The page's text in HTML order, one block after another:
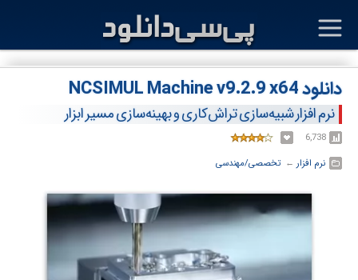
دانلود NCSIMUL Machine v9.2.9 x64
نرم افزار شبیه‌سازی تراش‌کاری و بهینه‌سازی مسیر ابزار
6,738
نرم افزار ← ‏تخصصی/مهندسی